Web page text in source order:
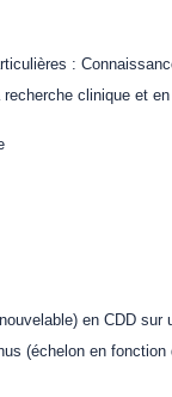
:
recherche clinique et
en CDD sur
(échelon en fonction